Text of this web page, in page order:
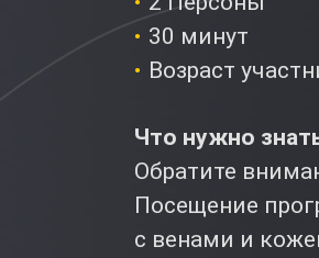
30 минут
Возраст
Что нужно
Обратите
Посещение
с венами и